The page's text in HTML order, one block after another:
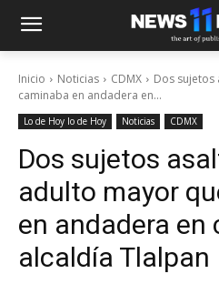
Inicio Noticias CDMX
Dos sujetos
caminaba en andadera en...
Lo de Hoy lo de Hoy Noticias CDMX
Dos sujetos
adulto mayor
en andadera en
alcaldía Tlalpan